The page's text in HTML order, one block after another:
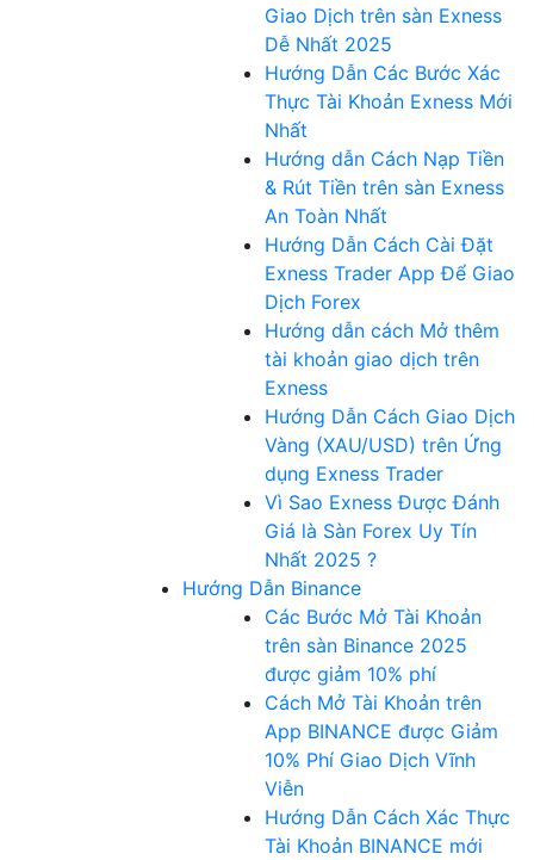
Giao Dịch trên sàn Exness
Dễ Nhất 2025
Hướng Dẫn Các Bước Xác
Thực Tài Khoản Exness Mới
Nhất
Hướng dẫn Cách Nạp Tiền
& Rút Tiền trên sàn Exness
An Toàn Nhất
Hướng Dẫn Cách Cài Đặt
Exness Trader App Để Giao
Dịch Forex
Hướng dẫn cách Mở thêm
tài khoản giao dịch trên
Exness
Hướng Dẫn Cách Giao Dịch
Vàng (XAU/USD) trên Ứng
dụng Exness Trader
Vì Sao Exness Được Đánh
Giá là Sàn Forex Uy Tín
Nhất 2025 ?
Hướng Dẫn Binance
Các Bước Mở Tài Khoản
trên sàn Binance 2025
được giảm 10% phí
Cách Mở Tài Khoản trên
App BINANCE được Giảm
10% Phí Giao Dịch Vĩnh
Viễn
Hướng Dẫn Cách Xác Thực
Tài Khoản BINANCE mới